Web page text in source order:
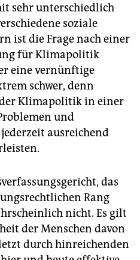
sehr unterschiedlich
soziale
ist die Frage nach einer
für Klimapolitik
eine vernünftige
schwer, denn
Klimapolitik in einer
und
ausreichend
das
Rang
nicht. Es gilt
der Menschen davon
durch hinreichenden